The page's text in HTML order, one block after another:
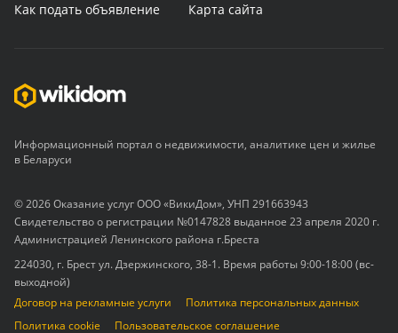
Как подать объявление Карта сайта
Информационный портал о недвижимости, аналитике цен и жилье
в Беларуси
© 2026 Оказание услуг ООО «ВикиДом», УНП 291663943
Свидетельство о регистрации №0147828 выданное 23 апреля 2020 г.
Администрацией Ленинского района г.Бреста
224030, г. Брест ул. Дзержинского, 38-1. Время работы 9:00-18:00 (вс-
выходной)
Договор на рекламные услуги
Политика персональных данных
Политика cookie
Пользовательское соглашение